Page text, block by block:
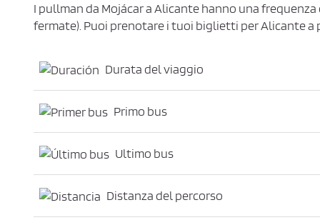
I pullman da Mojácar a Alicante hanno una frequenza
fermate). Puoi prenotare i tuoi biglietti per Alicante a
Durata del viaggio
Primo bus
Ultimo bus
Distanza del percorso